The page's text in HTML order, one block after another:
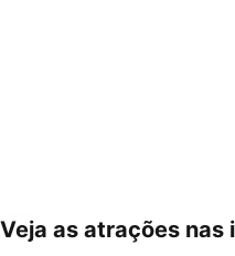
Ampliar mapa
Veja as atrações nas